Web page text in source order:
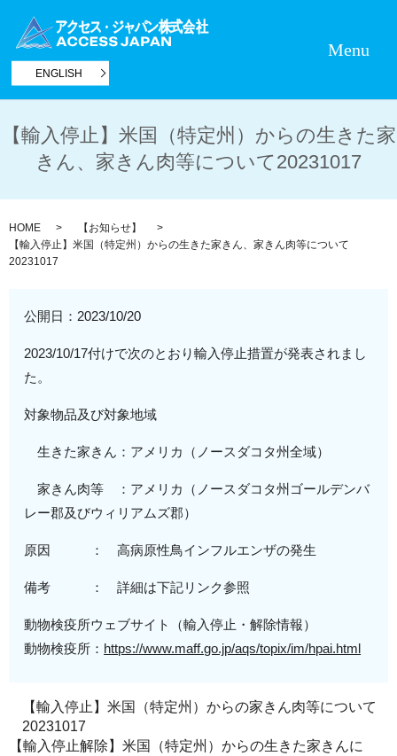
ENGLISH
Menu
【輸入停止】米国（特定州）からの生きた家
きん、家きん肉等について20231017
HOME
【お知らせ】
【輸入停止】米国（特定州）からの生きた家きん、家きん肉等について
20231017
公開日： 2023/10/20
2023/10/17付けで次のとおり輸入停止措置が発表されまし
た。
対象物品及び対象地域
生きた家きん：アメリカ（ ノースダコタ州全域）
家きん肉等 ：アメリカ（ ノースダコタ州ゴールデンバ
レー郡及びウィリアムズ郡）
原因 ： 高病原性鳥インフルエンザの発生
備考 ： 詳細は下記リンク参照
動物検疫所ウェブサイト（輸入停止・解除情報）
動物検疫所： https://www.maff.go.jp/aqs/topix/im/hpai.html
【輸入停止】米国（特定州）からの家きん肉等について
20231017
【輸入停止解除】米国（特定州）からの生きた家きんに